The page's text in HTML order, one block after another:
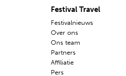
Festival Travel
Festivalnieuws
Over ons
Ons team
Partners
Affiliatie
Pers